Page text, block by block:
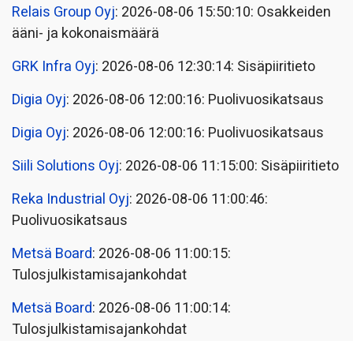
Relais Group Oyj: 2026-08-06 15:50:10: Osakkeiden
ääni- ja kokonaismäärä
GRK Infra Oyj: 2026-08-06 12:30:14: Sisäpiiritieto
Digia Oyj: 2026-08-06 12:00:16: Puolivuosikatsaus
Digia Oyj: 2026-08-06 12:00:16: Puolivuosikatsaus
Siili Solutions Oyj: 2026-08-06 11:15:00: Sisäpiiritieto
Reka Industrial Oyj: 2026-08-06 11:00:46:
Puolivuosikatsaus
Metsä Board: 2026-08-06 11:00:15:
Tulosjulkistamisajankohdat
Metsä Board: 2026-08-06 11:00:14:
Tulosjulkistamisajankohdat